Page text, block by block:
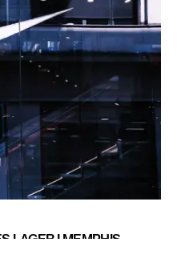
LAGER I MEMPHIS